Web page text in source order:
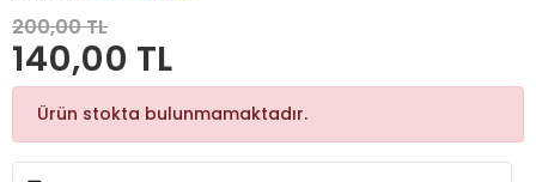
200,00 TL
140,00 TL
Ürün stokta bulunmamaktadır.